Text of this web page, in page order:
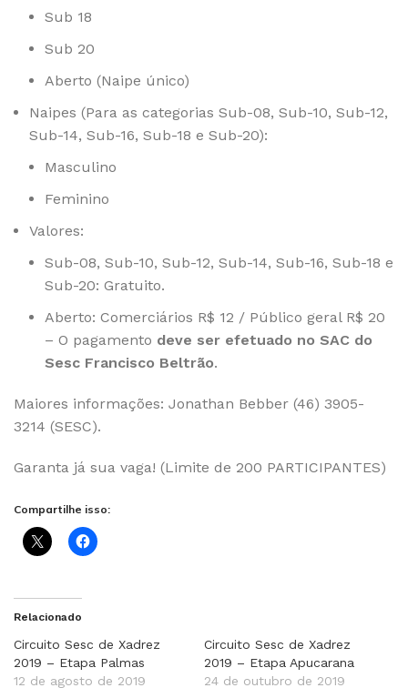
Sub 18
Sub 20
Aberto (Naipe único)
Naipes (Para as categorias Sub-08, Sub-10, Sub-12,
Sub-14, Sub-16, Sub-18 e Sub-20):
Masculino
Feminino
Valores:
Sub-08, Sub-10, Sub-12, Sub-14, Sub-16, Sub-18 e
Sub-20: Gratuito.
Aberto: Comerciários R$ 12 / Público geral R$ 20
– O pagamento deve ser efetuado no SAC do
Sesc Francisco Beltrão.
Maiores informações: Jonathan Bebber (46) 3905-
3214 (SESC).
Garanta já sua vaga! (Limite de 200 PARTICIPANTES)
Compartilhe isso:
Relacionado
Circuito Sesc de Xadrez
2019 – Etapa Palmas
12 de agosto de 2019
Circuito Sesc de Xadrez
2019 – Etapa Apucarana
24 de outubro de 2019